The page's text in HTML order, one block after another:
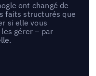
ont changé de
faits structurés que
si elle vous
gérer – par